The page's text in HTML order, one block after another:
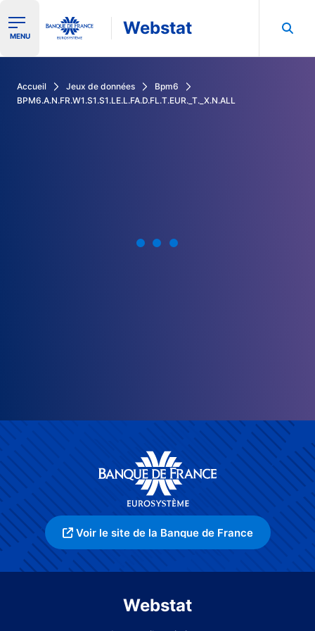
Ouvrir le menu de navigation
MENU Webstat
Accueil Jeux de données
Bpm6
BPM6.A.N.FR.W1.S1.S1.LE.L.FA.D.FL.T.EUR._T._X.N.ALL
Voir le site de la Banque de France
Webstat